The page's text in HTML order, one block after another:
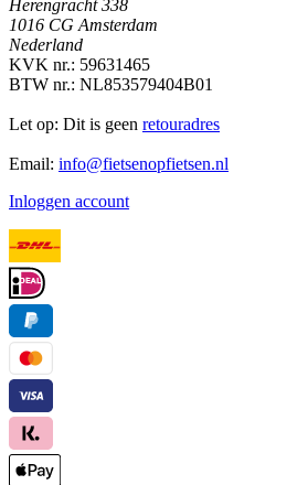
Herengracht 338
1016 CG Amsterdam
Nederland
KVK nr.: 59631465
BTW nr.: NL853579404B01
Let op: Dit is geen retouradres
Email: info@fietsenopfietsen.nl
Inloggen account